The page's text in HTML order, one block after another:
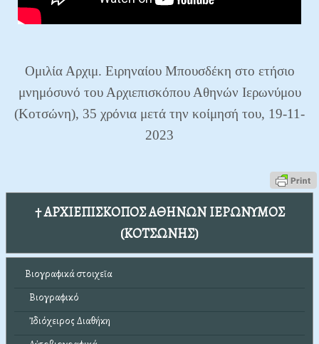
Ομιλία Αρχιμ. Ειρηναίου Μπουσδέκη στο ετήσιο
μνημόσυνό του Αρχιεπισκόπου Αθηνών Ιερωνύμου
(Κοτσώνη), 35 χρόνια μετά την κοίμησή του, 19-11-
2023
† ΑΡΧΙΕΠΙΣΚΟΠΟΣ ΑΘΗΝΩΝ ΙΕΡΩΝΥΜΟΣ
(ΚΟΤΣΩΝΗΣ)
Βιογραφικά στοιχεῖα
Βιογραφικό
Ἰδιόχειρος Διαθήκη